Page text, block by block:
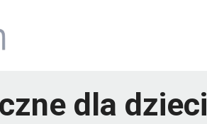
dla dzieci